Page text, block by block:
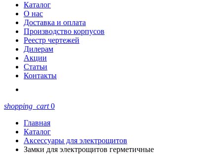
Каталог
О нас
Доставка и оплата
Производство корпусов
Реестр чертежей
Дилерам
Акции
Статьи
Контакты
shopping_cart 0
Главная
Каталог
Аксессуары для электрощитов
Замки для электрощитов герметичные